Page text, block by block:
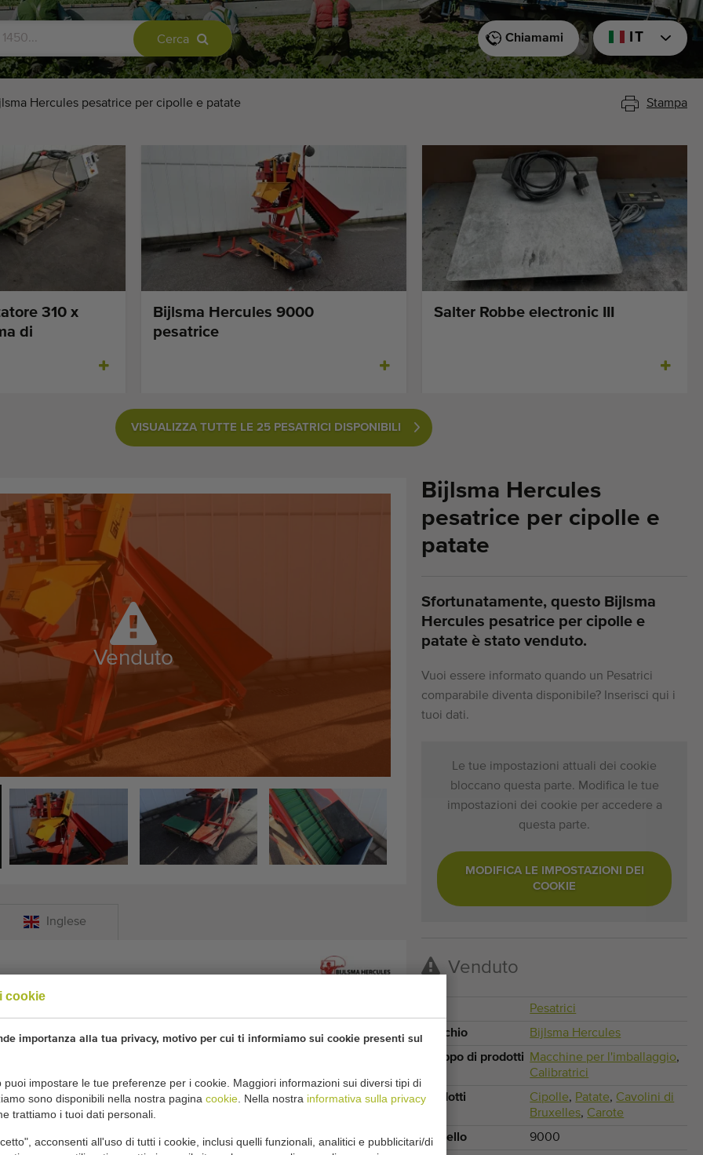
cookie
importanza alla tua privacy, motivo per cui ti informiamo sui cookie presenti sul
puoi impostare le tue preferenze per i cookie. Maggiori informazioni sui diversi tipi di
sono disponibili nella nostra pagina cookie . Nella nostra informativa sulla privacy
trattiamo i tuoi dati personali.
acconsenti all'uso di tutti i cookie, inclusi quelli funzionali, analitici e pubblicitari/di
Cerca IT
Chiamami
Hercules pesatrice per cipolle e patate Stampa
310 x
di
Bijlsma Hercules 9000
pesatrice
Salter Robbe electronic III
VISUALIZZA TUTTE LE 25 PESATRICI DISPONIBILI
Venduto
Inglese
per cipolle e patate
per cipolle e patate
cm e 10 cm
del cestello di pesatura
per lo scarico dei sacchi pieni
Bijlsma Hercules
pesatrice per cipolle e
patate
Sfortunatamente, questo Bijlsma
Hercules pesatrice per cipolle e
patate è stato venduto.
Vuoi essere informato quando un Pesatrici
comparabile diventa disponibile? Inserisci qui i
tuoi dati.
Le tue impostazioni attuali dei cookie
bloccano questa parte. Modifica le tue
impostazioni dei cookie per accedere a
questa parte.
MODIFICA LE IMPOSTAZIONI DEI
COOKIE
Venduto
Pesatrici
Marchio
Bijlsma Hercules
Gruppo di prodotti
Macchine per l'imballaggio,
Calibratrici
Prodotti
Cipolle, Patate, Cavolini di
Bruxelles, Carote
Modello
9000